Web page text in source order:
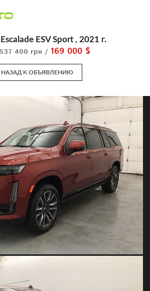
ESV Sport , 2021 г.
400 грн / 169 000 $
НАЗАД К ОБЪЯВЛЕНИЮ